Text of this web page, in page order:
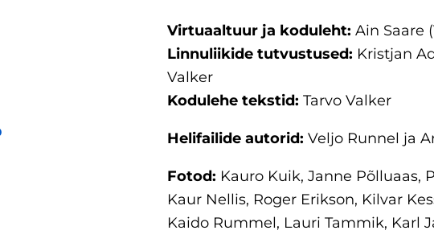
Virtuaaltuur ja koduleht: Ain Saare
Linnuliikide tutvustused: Kristjan
Valker
Kodulehe tekstid: Tarvo Valker
Helifailide autorid: Veljo Runnel ja
Fotod: Kauro Kuik, Janne Põlluaas,
Kaur Nellis, Roger Erikson, Kilvar
Kaido Rummel, Lauri Tammik, Karl